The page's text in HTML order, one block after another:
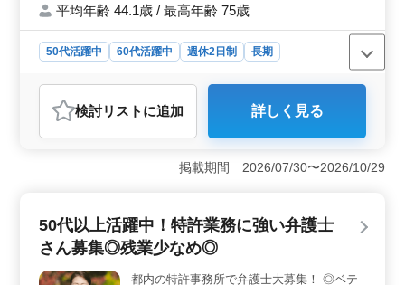
平均年齢 44.1歳 / 最高年齢 75歳
50代活躍中 60代活躍中 週休2日制
長期
業務委託
おすすめポイント
＜専門性と経験を活かす＞ 相続問題や不動産問題に特
化した業務が中心の事務所であり、経験豊富な弁護士に
とってスキルを活かしやすい環境です。専門性を活かし
休2日制で土日祝日が休み、加えて夏季休業や年末年始休
暇もあります。残業が少なめで、家庭との両立が可能で
す。 ＜福利厚生と待遇＞ 社会保険完備、通勤手当
検討リスト に追加 詳しく見る
掲載期間 2026/07/30〜2026/10/29
50代以上活躍中！特許業務に強い弁護士
さん募集◎残業少なめ◎
都内の特許事務所で弁護士大募集！ ◎ベテ